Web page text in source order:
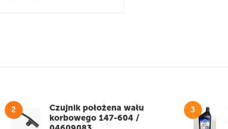
2
Czujnik położena wału
korbowego 147-604 /
3